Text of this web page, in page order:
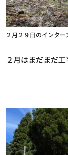
２月２９日のインター
２月はまだまだ